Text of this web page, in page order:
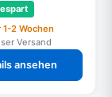
1-2 Wochen
Versand
ansehen